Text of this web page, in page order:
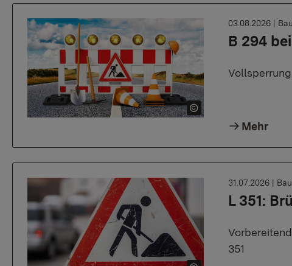
B 294
03.08.2026 |
Mehr
L 351:
31.07.2026 |
351